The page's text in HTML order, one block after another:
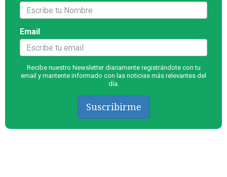
Email
Recibe nuestro Newsletter diariamente registrándote con tu
email y mantente informado con las noticias más relevantes del
día.
Suscribirme